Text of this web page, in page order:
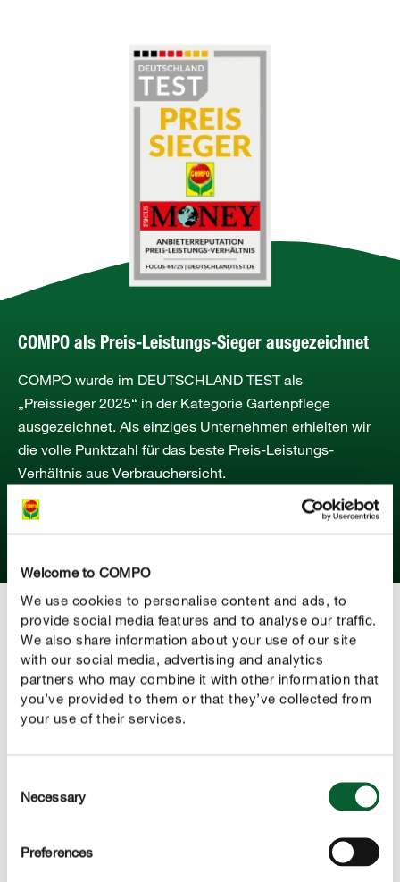
Welcome to COMPO
We use cookies to personalise content and ads, to
provide social media features and to analyse our traffic.
We also share information about your use of our site
with our social media, advertising and analytics
partners who may combine it with other information that
you’ve provided to them or that they’ve collected from
your use of their services.
Selection
Necessary
Preferences
COMPO als Preis-Leistungs-Sieger ausgezeichnet
COMPO wurde im DEUTSCHLAND TEST als
„Preissieger 2025“ in der Kategorie Gartenpflege
ausgezeichnet. Als einziges Unternehmen erhielten wir
die volle Punktzahl für das beste Preis-Leistungs-
Verhältnis aus Verbrauchersicht.
NEUPRODUKTE IM ÜBERBLICK
Was gibt's Neues?